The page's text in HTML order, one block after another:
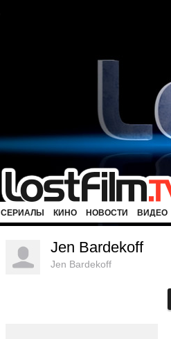
СЕРИАЛЫ КИНО НОВОСТИ ВИДЕО
Jen Bardekoff
Jen Bardekoff